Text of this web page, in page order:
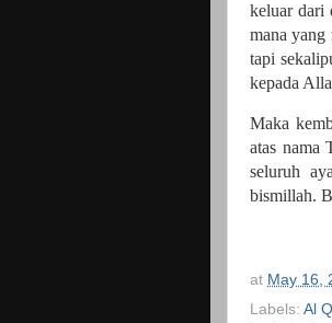
keluar dari
mana
tapi
kepada
Maka
atas nama
seluruh
bismillah.
at May 16,
Labels: Al